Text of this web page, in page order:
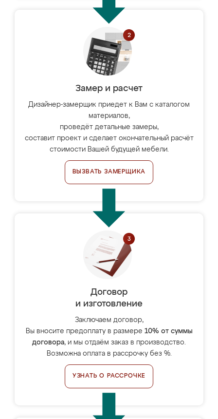
Замер и расчет
Дизайнер-замерщик приедет к Вам с каталогом
материалов,
проведёт детальные замеры,
составит проект и сделает окончательный расчёт
стоимости Вашей будущей мебели.
ВЫЗВАТЬ ЗАМЕРЩИКА
Договор
и изготовление
Заключаем договор,
Вы вносите предоплату в размере 10% от суммы
договора, и мы отдаём заказ в производство.
Возможна оплата в рассрочку без %.
УЗНАТЬ О РАССРОЧКЕ